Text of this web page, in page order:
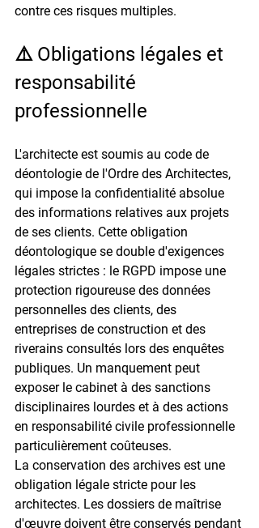
contre ces risques multiples.
⚠️ Obligations légales et
responsabilité
professionnelle
L'architecte est soumis au code de
déontologie de l'Ordre des Architectes,
qui impose la confidentialité absolue
des informations relatives aux projets
de ses clients. Cette obligation
déontologique se double d'exigences
légales strictes : le RGPD impose une
protection rigoureuse des données
personnelles des clients, des
entreprises de construction et des
riverains consultés lors des enquêtes
publiques. Un manquement peut
exposer le cabinet à des sanctions
disciplinaires lourdes et à des actions
en responsabilité civile professionnelle
particulièrement coûteuses.
La conservation des archives est une
obligation légale stricte pour les
architectes. Les dossiers de maîtrise
d'œuvre doivent être conservés pendant